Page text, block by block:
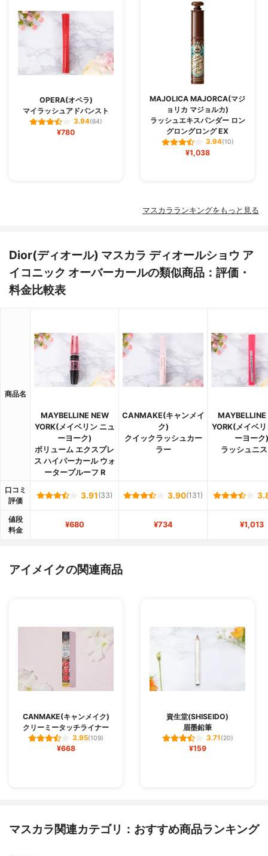
OPERA(オペラ)
マイラッシュアドバンスト
3.94(64)
¥780
MAJOLICA MAJORCA(マジ
ョリカ マジョルカ)
ラッシュエキスパンダー ロン
グロングロング EX
3.94(10)
¥1,038
マスカラランキングをもっと見る
Dior(ディオール) マスカラ ディオールショウ ア
イコニック オーバーカールの類似商品：評価・
料金比較表
商品名
MAYBELLINE NEW
YORK(メイベリン ニュ
ーヨーク)
ボリューム エクスプレ
ス ハイパーカール ウォ
ータープルーフ R
CANMAKE(キャンメイ
ク)
クイックラッシュカー
ラー
MAYBELLINE
YORK(メイベ
ーヨーク)
ラッシュニ
口コミ
評価
3.91 (33) 3.90(131)
値段
料金
¥680 ¥734 ¥1,013
アイメイクの関連商品
CANMAKE(キャンメイク)
クリーミータッチライナー
3.95(109)
¥668
資生堂(SHISEIDO)
眉墨鉛筆
3.71(20)
¥159
マスカラ関連カテゴリ：おすすめ商品ランキング